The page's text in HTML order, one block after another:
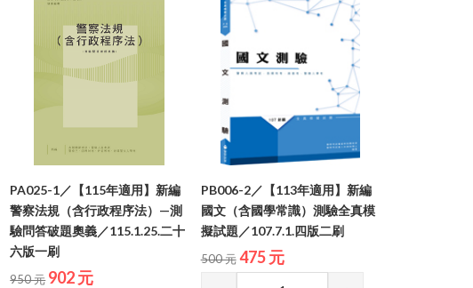
PA025-1／【115年適用】新編
警察法規（含行政程序法）—測
驗問答破題奧義／115.1.25.二十
六版一刷
950 元 902 元
PB006-2／【113年適用】新編
國文（含國學常識）測驗全真模
擬試題／107.7.1.四版二刷
500 元 475 元